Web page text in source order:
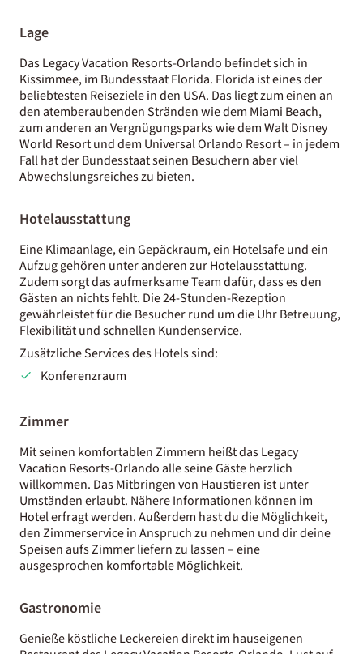
Lage
Das Legacy Vacation Resorts-Orlando befindet sich in
Kissimmee, im Bundesstaat Florida. Florida ist eines der
beliebtesten Reiseziele in den USA. Das liegt zum einen an
den atemberaubenden Stränden wie dem Miami Beach,
zum anderen an Vergnügungsparks wie dem Walt Disney
World Resort und dem Universal Orlando Resort – in jedem
Fall hat der Bundesstaat seinen Besuchern aber viel
Abwechslungsreiches zu bieten.
Hotelausstattung
Eine Klimaanlage, ein Gepäckraum, ein Hotelsafe und ein
Aufzug gehören unter anderen zur Hotelausstattung.
Zudem sorgt das aufmerksame Team dafür, dass es den
Gästen an nichts fehlt. Die 24-Stunden-Rezeption
gewährleistet für die Besucher rund um die Uhr Betreuung,
Flexibilität und schnellen Kundenservice.
Zusätzliche Services des Hotels sind:
Konferenzraum
Zimmer
Mit seinen komfortablen Zimmern heißt das Legacy
Vacation Resorts-Orlando alle seine Gäste herzlich
willkommen. Das Mitbringen von Haustieren ist unter
Umständen erlaubt. Nähere Informationen können im
Hotel erfragt werden. Außerdem hast du die Möglichkeit,
den Zimmerservice in Anspruch zu nehmen und dir deine
Speisen aufs Zimmer liefern zu lassen – eine
ausgesprochen komfortable Möglichkeit.
Gastronomie
Genieße köstliche Leckereien direkt im hauseigenen